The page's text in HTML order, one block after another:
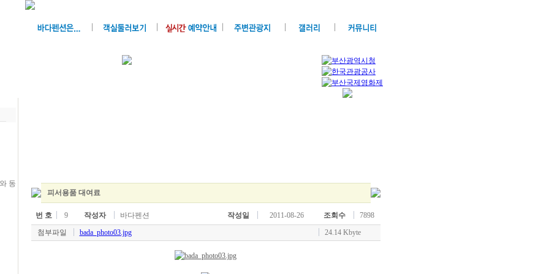
피서용품 대여료
번 호 9 작성자 바다펜션 작성일 2011-08-26 조회수
7898
첨부파일
bada_photo03.jpg 24.14 Kbyte